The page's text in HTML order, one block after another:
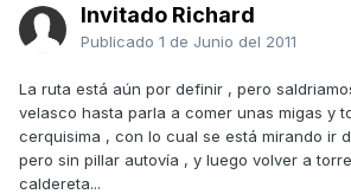
Invitado Richard
Publicado 1 de Junio del 2011
La ruta está aún por definir , pero
velasco hasta parla a comer unas migas y
cerquisima , con lo cual se está mirando ir
pero sin pillar autovía , y luego volver a
caldereta...